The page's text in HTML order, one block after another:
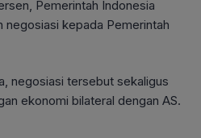
Pemerintah Indonesia
negosiasi kepada Pemerintah
negosiasi tersebut sekaligus
ekonomi bilateral dengan AS.